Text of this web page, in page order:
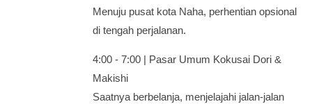
Menuju pusat kota Naha, perhentian opsional
di tengah perjalanan.
4:00 - 7:00 | Pasar Umum Kokusai Dori &
Makishi
Saatnya berbelanja, menjelajahi jalan-jalan